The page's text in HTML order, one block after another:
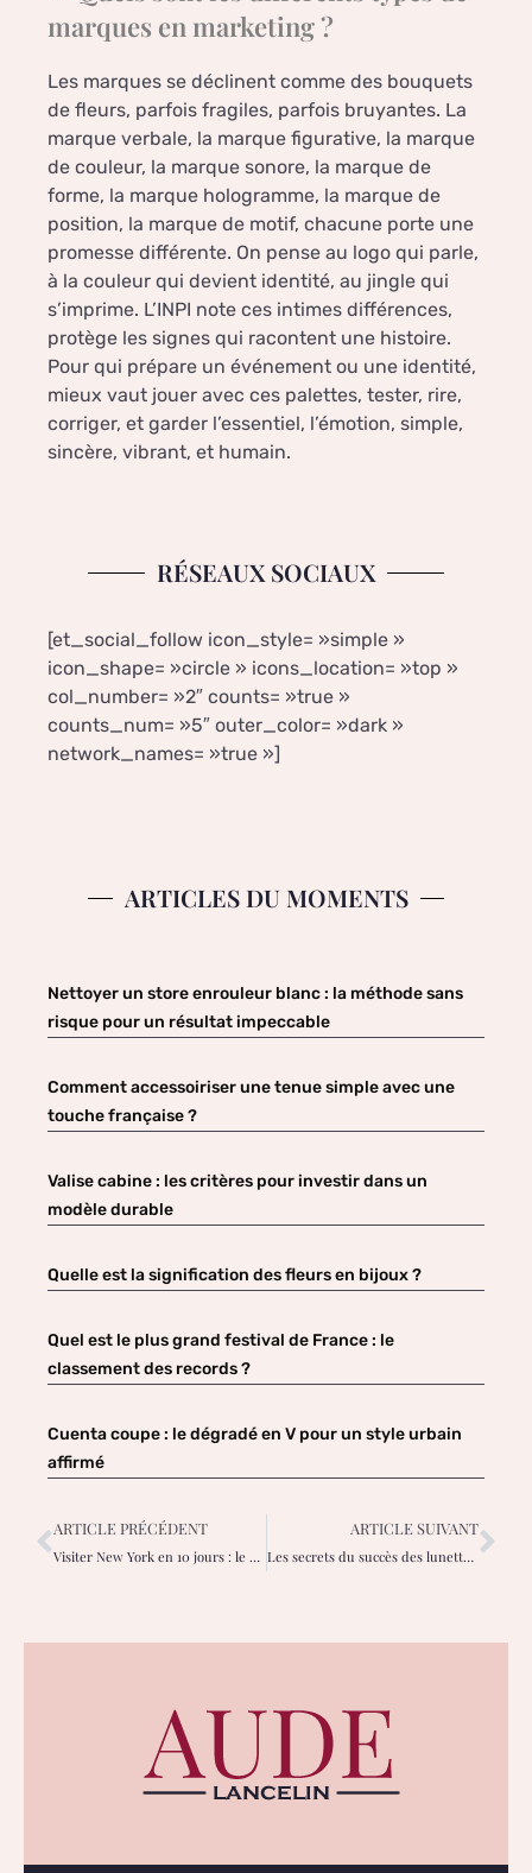
marques en marketing ?
Les marques se déclinent comme des bouquets
de fleurs, parfois fragiles, parfois bruyantes. La
marque verbale, la marque figurative, la marque
de couleur, la marque sonore, la marque de
forme, la marque hologramme, la marque de
position, la marque de motif, chacune porte une
promesse différente. On pense au logo qui parle,
à la couleur qui devient identité, au jingle qui
s’imprime. L’INPI note ces intimes différences,
protège les signes qui racontent une histoire.
Pour qui prépare un événement ou une identité,
mieux vaut jouer avec ces palettes, tester, rire,
corriger, et garder l’essentiel, l’émotion, simple,
sincère, vibrant, et humain.
RÉSEAUX SOCIAUX
[et_social_follow icon_style= »simple »
icon_shape= »circle » icons_location= »top »
col_number= »2″ counts= »true »
counts_num= »5″ outer_color= »dark »
network_names= »true »]
ARTICLES DU MOMENTS
Nettoyer un store enrouleur blanc : la méthode sans
risque pour un résultat impeccable
Comment accessoiriser une tenue simple avec une
touche française ?
Valise cabine : les critères pour investir dans un
modèle durable
Quelle est la signification des fleurs en bijoux ?
Quel est le plus grand festival de France : le
classement des records ?
Cuenta coupe : le dégradé en V pour un style urbain
affirmé
ARTICLE PRÉCÉDENT
Visiter New York en 10 jours : le planning idéal jour par jour
ARTICLE SUIVANT
Les secrets du succès des lunettes Lindberg : entre design danois et technologie discrète